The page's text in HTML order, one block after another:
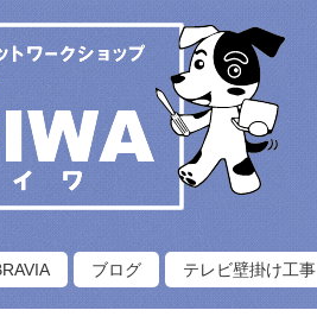
ブログ テレビ壁掛け工事